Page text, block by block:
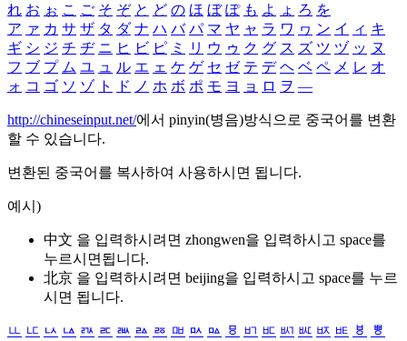
れ お ぉ こ ご そ ぞ と ど の ほ ぼ ぽ も よ ょ ろ を
ア ァ カ サ ザ タ ダ ナ ハ バ パ マ ヤ ャ ラ ワ ヮ ン イ ィ キ
ギ シ ジ チ ヂ ニ ヒ ビ ピ ミ リ ウ ゥ ク グ ス ズ ツ ヅ ッ ヌ
フ ブ プ ム ユ ュ ル エ ェ ケ ゲ セ ゼ テ デ ヘ ベ ペ メ レ オ
ォ コ ゴ ソ ゾ ト ド ノ ホ ボ ポ モ ヨ ョ ロ ヲ ―
http://chineseinput.net/에서 pinyin(병음)방식으로 중국어를 변환
할 수 있습니다.
변환된 중국어를 복사하여 사용하시면 됩니다.
예시)
中文 을 입력하시려면 zhongwen을 입력하시고 space를
누르시면됩니다.
北京 을 입력하시려면 beijing을 입력하시고 space를 누르
시면 됩니다.
ㅥ ㅦ ㅧ ㅨ ㅩ ㅪ ㅫ ㅬ ㅭ ㅮ ㅯ ㅰ ㅱ ㅲ ㅳ ㅴ ㅵ ㅶ ㅷ ㅸ
ㅹ